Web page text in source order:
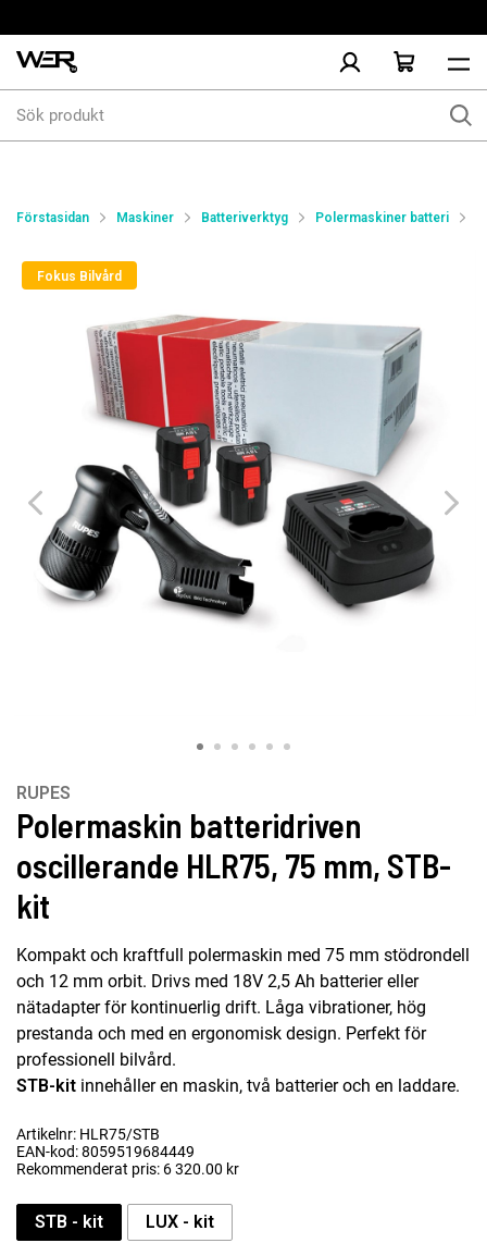
produkt
Förstasidan Maskiner Batteriverktyg Polermaskiner batteri
Fokus Bilvård
RUPES
Polermaskin batteridriven
oscillerande HLR75, 75 mm, STB-
kit
Kompakt och kraftfull polermaskin med 75 mm stödrondell
och 12 mm orbit. Drivs med 18V 2,5 Ah batterier eller
nätadapter för kontinuerlig drift. Låga vibrationer, hög
prestanda och med en ergonomisk design. Perfekt för
professionell bilvård.
STB-kit innehåller en maskin, två batterier och en laddare.
Artikelnr: HLR75/STB
EAN-kod: 8059519684449
Rekommenderat pris: 6 320.00 kr
STB - kit LUX - kit